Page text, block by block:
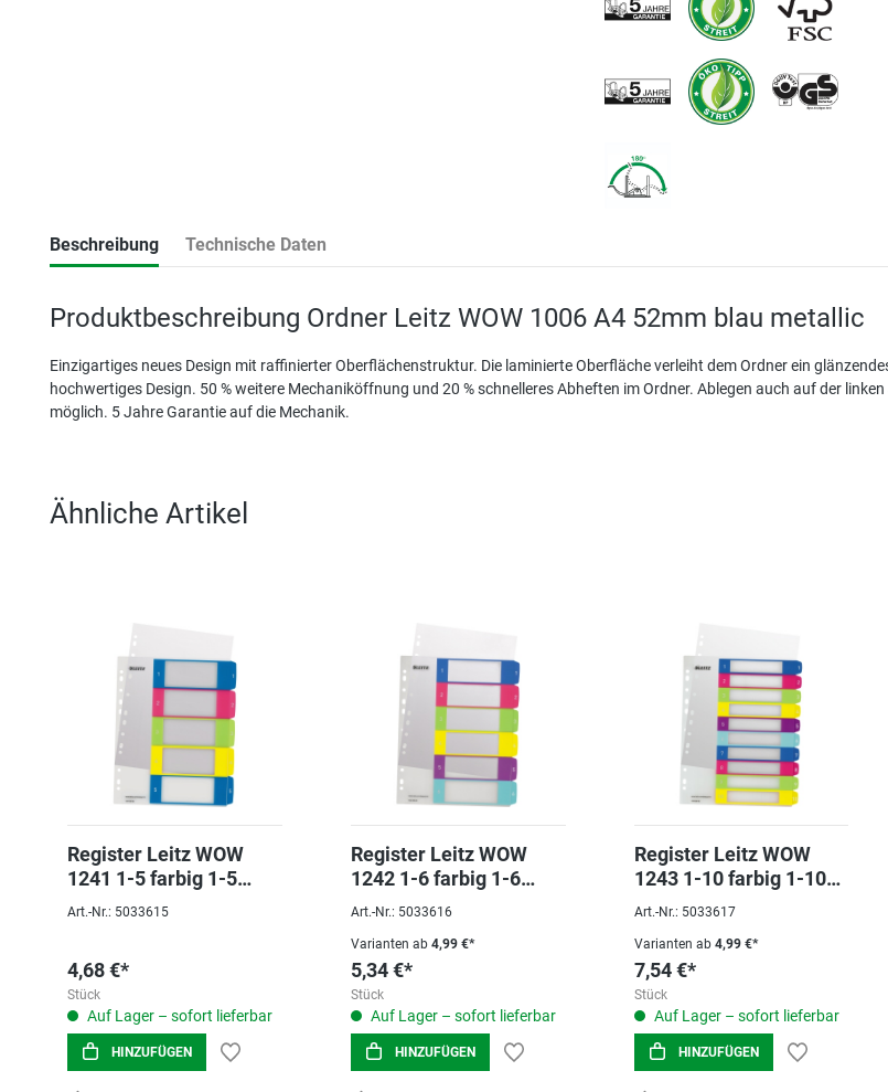
Beschreibung Technische Daten
Produktbeschreibung Ordner Leitz WOW 1006 A4 52mm blau metallic
Einzigartiges neues Design mit raffinierter Oberflächenstruktur. Die laminierte Oberfläche verleiht dem Ordner ein
hochwertiges Design. 50 % weitere Mechaniköffnung und 20 % schnelleres Abheften im Ordner. Ablegen auch auf der linken
möglich. 5 Jahre Garantie auf die Mechanik.
Ähnliche Artikel
Register Leitz WOW
1241 1-5 farbig 1-5
beschriftbar, Pp, extra
Art.-Nr.: 5033615
4,68 €*
Stück
Auf Lager – sofort lieferbar
HINZUFÜGEN
Register Leitz WOW
1242 1-6 farbig 1-6
beschriftbar, Pp, extra
Art.-Nr.: 5033616
Varianten ab4,99 €*
5,34 €*
Stück
Auf Lager – sofort lieferbar
HINZUFÜGEN
Register Leitz WOW
1243 1-10 farbig 1-10
beschriftbar, Pp, extra
Art.-Nr.: 5033617
Varianten ab4,99 €*
7,54 €*
Stück
Auf Lager – sofort lieferbar
HINZUFÜGEN